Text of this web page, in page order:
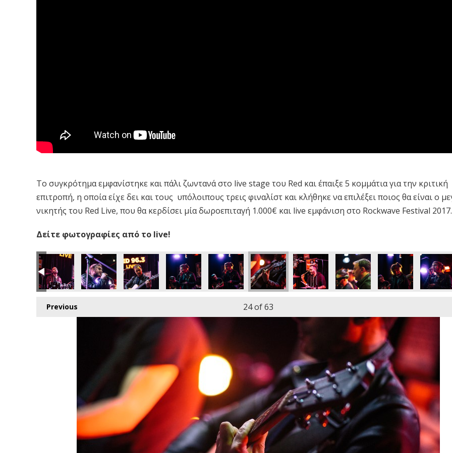
Το συγκρότημα εμφανίστηκε και πάλι ζωντανά στο live stage του Red και έπαιξε 5 κομμάτια για την κριτική
επιτροπή, η οποία είχε δει και τους υπόλοιπους τρεις φιναλίστ και κλήθηκε να επιλέξει ποιος θα είναι ο
νικητής του Red Live, που θα κερδίσει μία δωροεπιταγή 1.000€ και live εμφάνιση στο Rockwave Festival 2017.
Δείτε φωτογραφίες από το live!
Previous 24of 63